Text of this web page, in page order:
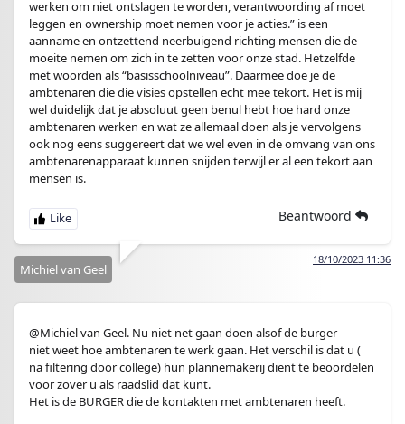
werken om niet ontslagen te worden, verantwoording af moet
leggen en ownership moet nemen voor je acties.” is een
aanname en ontzettend neerbuigend richting mensen die de
moeite nemen om zich in te zetten voor onze stad. Hetzelfde
met woorden als “basisschoolniveau”. Daarmee doe je de
ambtenaren die die visies opstellen echt mee tekort. Het is mij
wel duidelijk dat je absoluut geen benul hebt hoe hard onze
ambtenaren werken en wat ze allemaal doen als je vervolgens
ook nog eens suggereert dat we wel even in de omvang van ons
ambtenarenapparaat kunnen snijden terwijl er al een tekort aan
mensen is.
Beantwoord
18/10/2023 11:36
Michiel van Geel
@Michiel van Geel. Nu niet net gaan doen alsof de burger
niet weet hoe ambtenaren te werk gaan. Het verschil is dat u (
na filtering door college) hun plannemakerij dient te beoordelen
voor zover u als raadslid dat kunt.
Het is de BURGER die de kontakten met ambtenaren heeft.